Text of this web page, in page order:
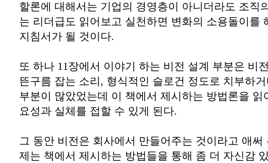
할론에 대해서는 기업의 경영층이 아니더라도 조직
는 리더급도 읽어보고 실천하면 변화의 소용돌이를
지침서가 될 것이다.
또 하나 11장에서 이야기 하는 비전 설계 부분은 비
뜬구름 잡는 소리, 형식적인 슬로건 정도로 치부하
부분이 많았었는데 이 책에서 제시하는 방법론을 읽
요성과 실체를 접할 수 있게 된다.
그 동안 비전은 회사에서 만들어주는 것이라고 애써
제는 책에서 제시하는 방법들을 통해 좀 더 자신감